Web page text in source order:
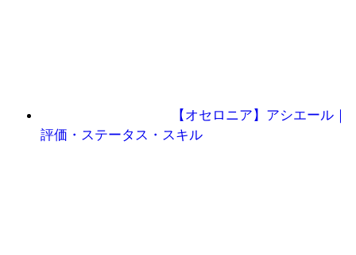
【オセロニア】アシエール｜
評価・ステータス・スキル